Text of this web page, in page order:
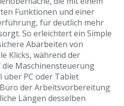
Funktionen und einer
für deutlich mehr
So erleichtert ein Simple
Abarbeiten von
Klicks, während der
Maschinensteuerung
PC oder Tablet
der Arbeitsvorbereitung
Längen desselben